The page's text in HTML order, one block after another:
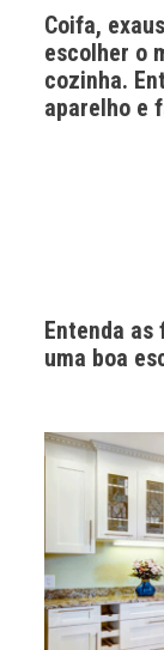
:Coifa,
escolher o
cozinha.
aparelho e
Entenda
uma boa